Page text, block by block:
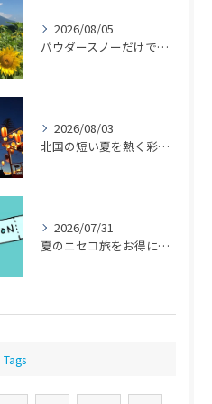
2026/08/05
パウダースノーだけではない魅力「ニセコ民泊のススメ」【ニセコ 民泊 管理 運営代行】
2026/08/03
北国の短い夏を熱く彩る！8月の注目イベント 【札幌 民泊 管理 運営代行】
2026/07/31
夏のニセコ旅をお得に「ニセコサマーパス」とは？ 【札幌 民泊 管理 運営代行】
Tags